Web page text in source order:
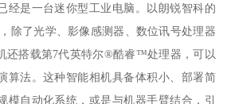
经是一台迷你型工业电脑。以朗锐智科的
除了光学、影像感测器、数位讯号处理器
还搭载第7代英特尔®酷睿™处理器，可以
算法。这种智能相机具备体积小、部署简
模自动化系统，或是与机器手臂结合，引